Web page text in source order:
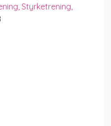
Styrketrening